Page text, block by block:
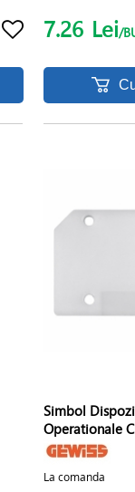
7.26 Lei/
Simbol
Operationale
La comanda